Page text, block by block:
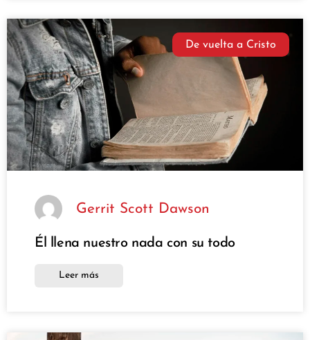
De vuelta a Cristo
Gerrit Scott Dawson
Él llena nuestro nada con su todo
Leer más